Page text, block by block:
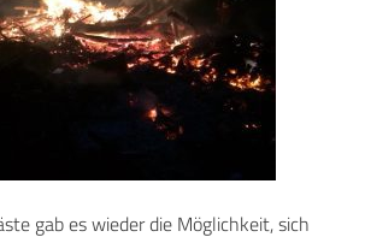
gab es wieder die Möglichkeit, sich